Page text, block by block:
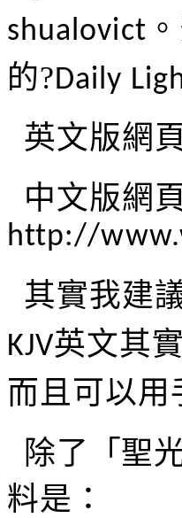
shualovict
的?Daily
英文版網
中文版網
http://
其實我建
KJV英文其
而且可以用
除了「聖
料是：